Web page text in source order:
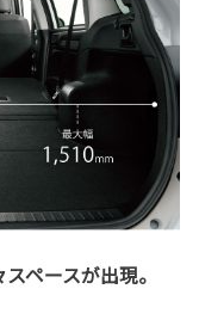
ペースが出現。